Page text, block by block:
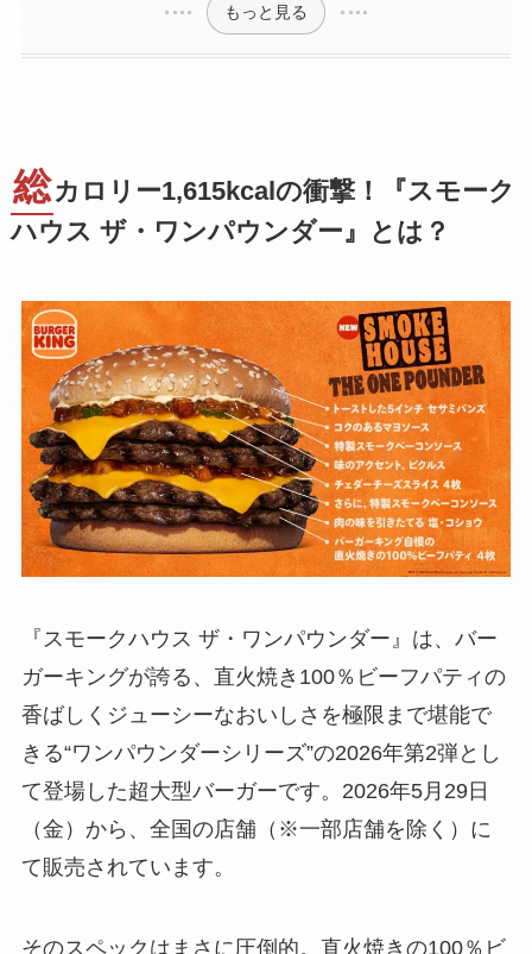
もっと見る
総カロリー1,615kcalの衝撃！『スモーク
ハウス ザ・ワンパウンダー』とは？
『スモークハウス ザ・ワンパウンダー』は、バー
ガーキングが誇る、直火焼き100％ビーフパティの
香ばしくジューシーなおいしさを極限まで堪能で
きる“ワンパウンダーシリーズ”の2026年第2弾とし
て登場した超大型バーガーです。2026年5月29日
（金）から、全国の店舗（※一部店舗を除く）に
て販売されています。
そのスペックはまさに圧倒的。直火焼きの100％ビ